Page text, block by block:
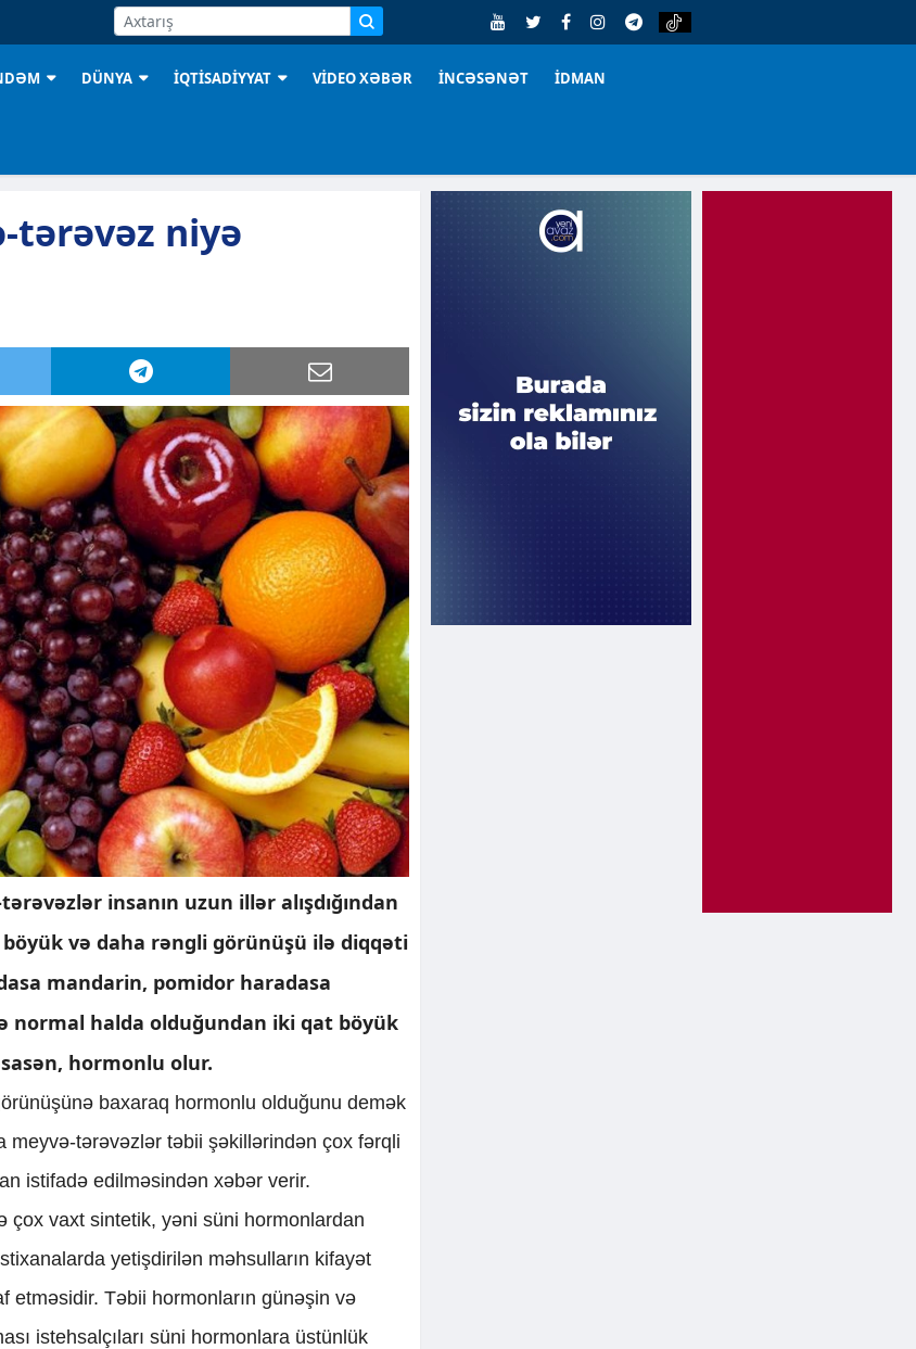
DÜNYA İQTİSADİYYAT VİDEO XƏBƏR İNCƏSƏNƏT İDMAN
tərəvəz niyə
insanın uzun illər alışdığından
və daha rəngli görünüşü ilə diqqəti
mandarin, pomidor haradasa
normal halda olduğundan iki qat böyük
hormonlu olur.
baxaraq hormonlu olduğunu demək
meyvə-tərəvəzlər təbii şəkillərindən çox fərqli
istifadə edilməsindən xəbər verir.
çox vaxt sintetik, yəni süni hormonlardan
yetişdirilən məhsulların kifayət
etməsidir. Təbii hormonların günəşin və
istehsalçıları süni hormonlara üstünlük